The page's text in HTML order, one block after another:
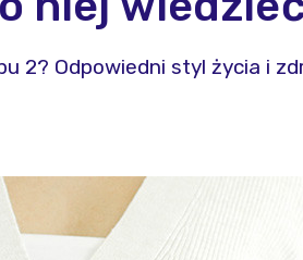
2? Odpowiedni styl życia i